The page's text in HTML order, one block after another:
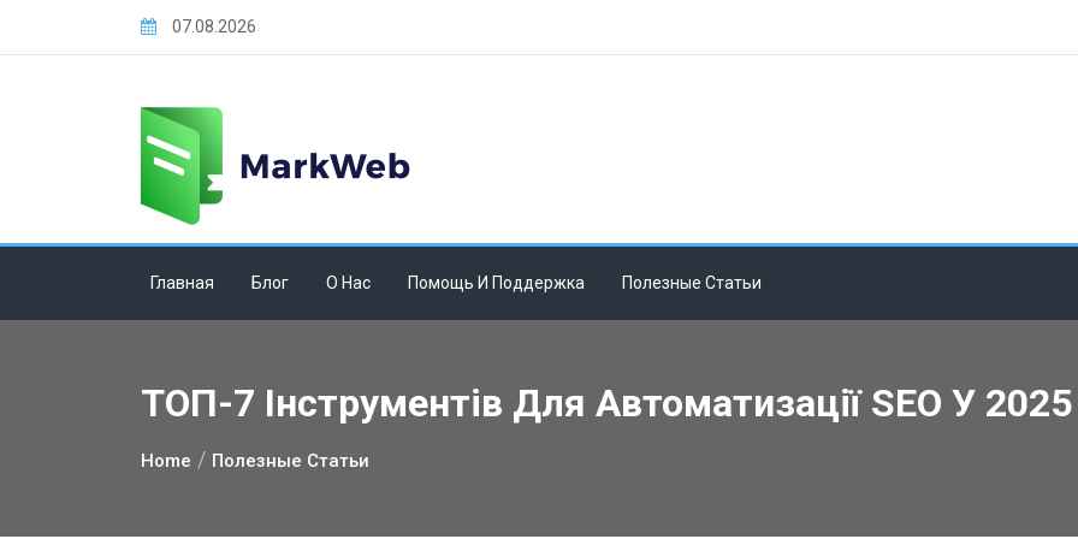
07.08.2026
Главная Блог О Нас Помощь И Поддержка Полезные Статьи
ТОП-7 Інструментів Для Автоматизації SEO У
Home Полезные Статьи